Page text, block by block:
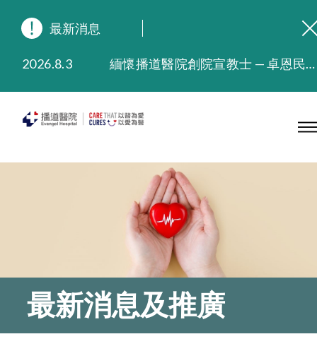
最新消息
2026.8.3
緬懷播道醫院創院宣教士 — 卓恩民醫生香港追思會
2025.9.23
本院在暴雨或颱風警告信號 (包括黑色暴雨及8號或以上熱帶氣旋警告信號) 下，仍會維持有限度服務。如有查詢，可致電2711 5222。
2025.7.21
播道醫院手機App已推出查閱病歷記錄及求診資料功能，請即下載
最新消息及推廣